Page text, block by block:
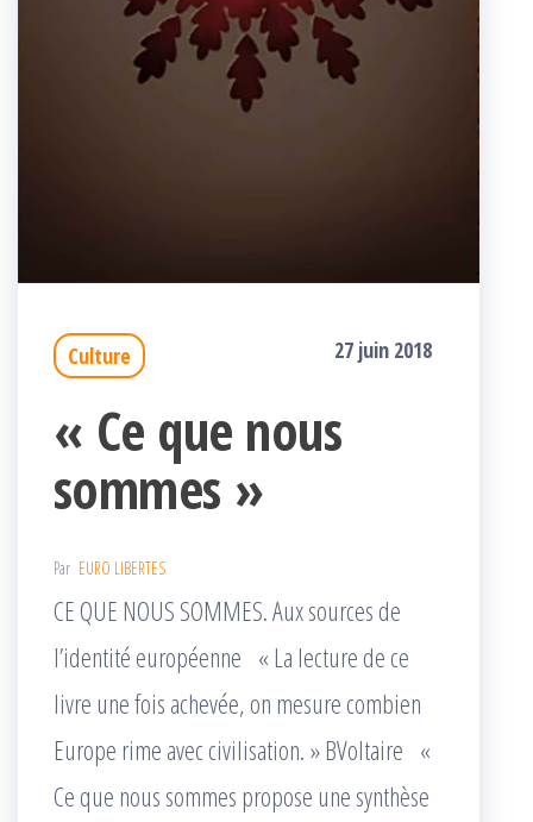
Culture 27 juin 2018
« Ce que nous
sommes »
Par EURO LIBERTES
CE QUE NOUS SOMMES. Aux sources de
l’identité européenne « La lecture de ce
livre une fois achevée, on mesure combien
Europe rime avec civilisation. » BVoltaire «
Ce que nous sommes propose une synthèse